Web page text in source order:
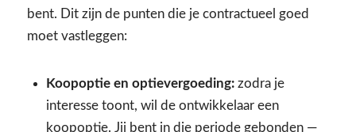
bent. Dit zijn de punten die je contractueel goed
moet vastleggen:
Koopoptie en optievergoeding:zodra je
interesse toont, wil de ontwikkelaar een
koopoptie. Jij bent in die periode gebonden —